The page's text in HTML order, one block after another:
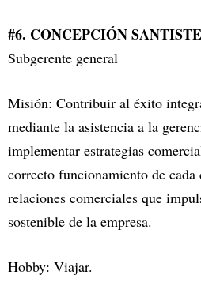
#6. CONCEPCIÓN
Subgerente general
Misión: Contribuir al éxito
mediante la asistencia a la
implementar estrategias
correcto funcionamiento de
relaciones comerciales que
sostenible de la empresa.
Hobby: Viajar.